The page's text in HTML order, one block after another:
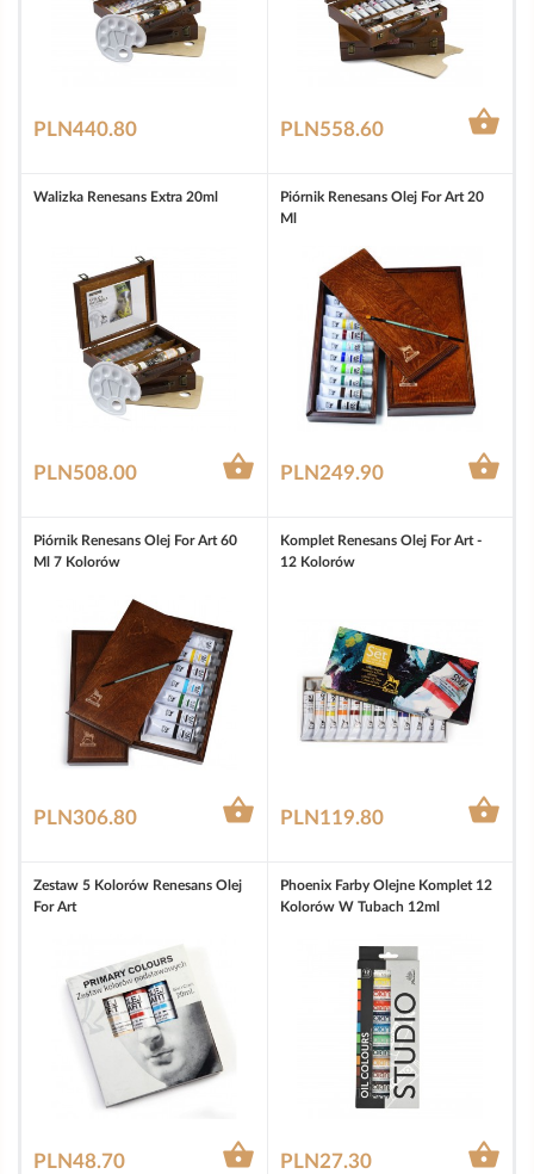
PLN440.80 PLN558.60 
Walizka Renesans Extra 20ml
PLN508.00 
Piórnik Renesans Olej For Art 20
Ml
PLN249.90 
Piórnik Renesans Olej For Art 60
Ml 7 Kolorów
PLN306.80 
Komplet Renesans Olej For Art -
12 Kolorów
PLN119.80 
Zestaw 5 Kolorów Renesans Olej
For Art
PLN48.70 
Phoenix Farby Olejne Komplet 12
Kolorów W Tubach 12ml
PLN27.30 